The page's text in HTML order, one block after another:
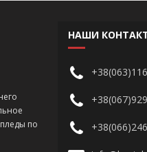
по
НАШИ